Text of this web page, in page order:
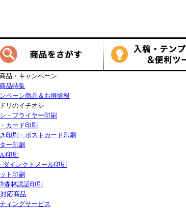
品・キャンペーン
品特集
ペーン商品＆お得情報
リのイチオシ
・フライヤー印刷
カード印刷
印刷・ポストカード印刷
ー印刷
印刷
ダイレクトメール印刷
ト印刷
森林認証印刷
応商品
ィングサービス